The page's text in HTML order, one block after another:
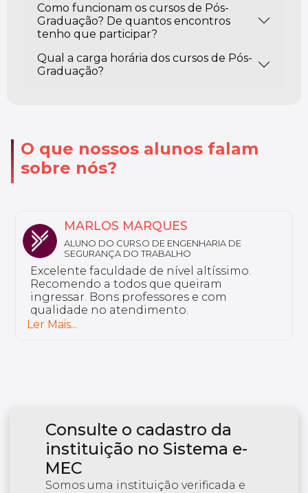
Como funcionam os cursos de Pós-
Graduação? De quantos encontros
tenho que participar?
Qual a carga horária dos cursos de Pós-
Graduação?
O que nossos alunos falam
sobre nós?
DE
NATHALY
ALUNA DO CURSO DE FARMÁCIA
Sou aluno da Unyleya da pós-
em Saúde do Idoso e
tenho nada a reclamar, a
excelente e tem professores
preparados.
Ler Mais...
Consulte o cadastro da
instituição no Sistema e-
MEC
Somos uma instituição verificada e